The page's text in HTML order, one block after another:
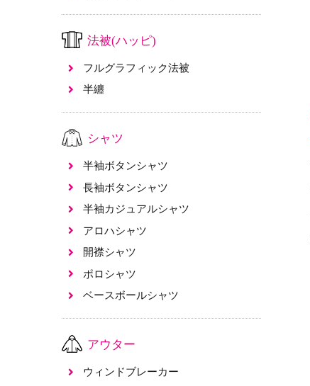
法被(ハッピ)
フルグラフィック法被
半纏
シャツ
半袖ボタンシャツ
長袖ボタンシャツ
半袖カジュアルシャツ
アロハシャツ
開襟シャツ
ポロシャツ
ベースボールシャツ
アウター
ウィンドブレーカー